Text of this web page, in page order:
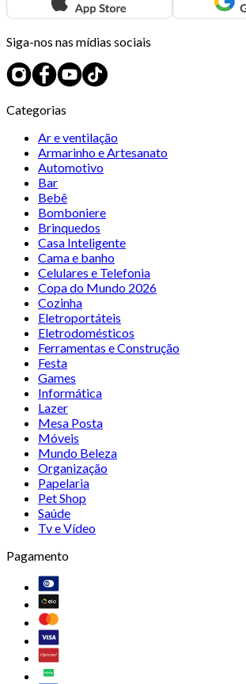
Siga-nos nas mídias sociais
Categorias
Ar e ventilação
Armarinho e Artesanato
Automotivo
Bar
Bebê
Bomboniere
Brinquedos
Casa Inteligente
Cama e banho
Celulares e Telefonia
Copa do Mundo 2026
Cozinha
Eletroportáteis
Eletrodomésticos
Ferramentas e Construção
Festa
Games
Informática
Lazer
Mesa Posta
Móveis
Mundo Beleza
Organização
Papelaria
Pet Shop
Saúde
Tv e Vídeo
Pagamento